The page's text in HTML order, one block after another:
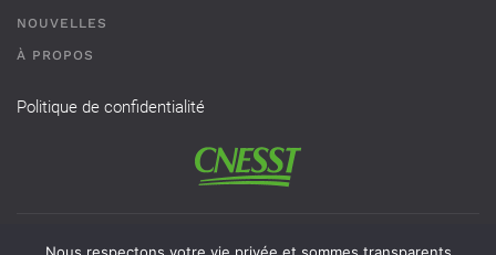
NOUVELLES
À PROPOS
Politique de confidentialité
Permis de recrutement # AR-2101593 - Une agence de